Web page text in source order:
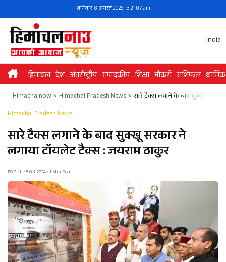
to
content
शनिवार, 8 अगस्त 2026 | 3:21:08 am
India
हिमांचल देश अंतर्राष्ट्रीय संपादकीय शिक्षा नौकरी राशिफल धार्मिक
Himachalnow» Himachal Pradesh News» सारे टैक्स लगाने के बाद सुक्खू सरकार
Himachal Pradesh News
सारे टैक्स लगाने के बाद सुक्खू सरकार ने
लगाया टॉयलेट टैक्स : जयराम ठाकुर
PARUL • 5 Oct 2024 • 1 Min Read